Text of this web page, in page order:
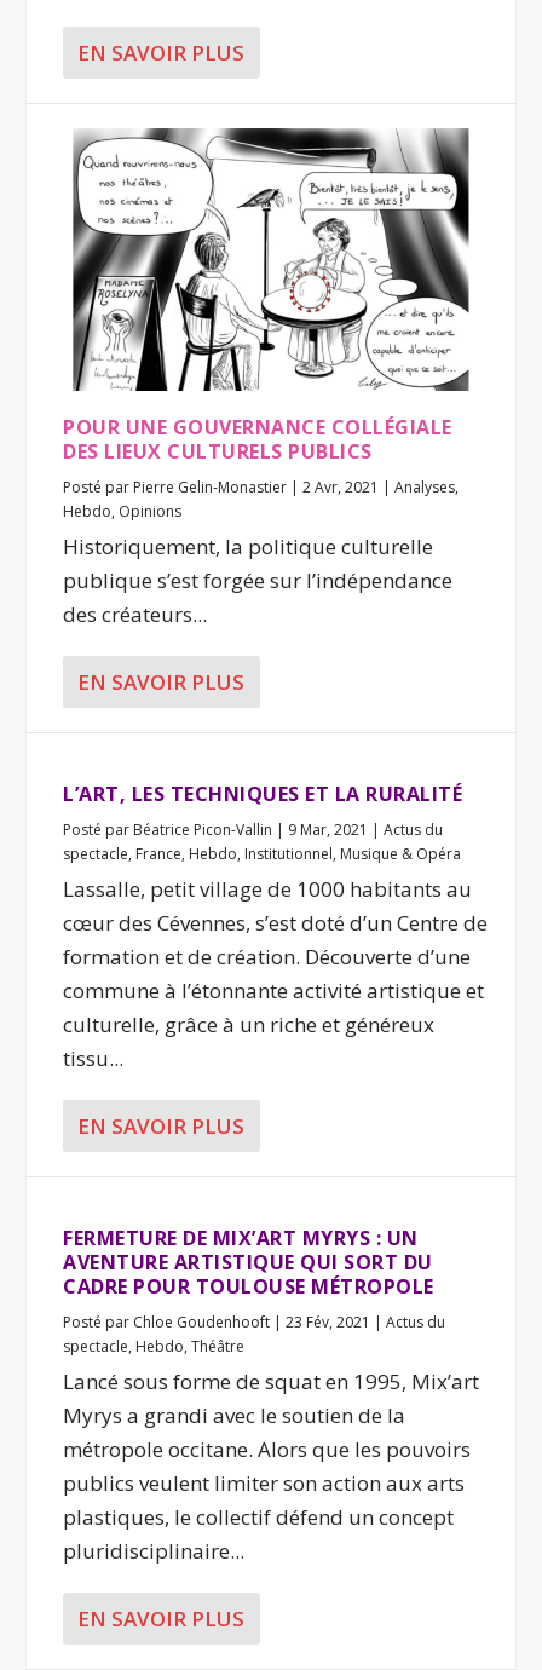
EN SAVOIR PLUS
POUR UNE GOUVERNANCE COLLÉGIALE
DES LIEUX CULTURELS PUBLICS
Posté par Pierre Gelin-Monastier |2 Avr, 2021 |Analyses,
Hebdo, Opinions
Historiquement, la politique culturelle
publique s’est forgée sur l’indépendance
des créateurs...
EN SAVOIR PLUS
L’ART, LES TECHNIQUES ET LA RURALITÉ
Posté par Béatrice Picon-Vallin | 9 Mar, 2021 |Actus du
spectacle, France, Hebdo, Institutionnel, Musique & Opéra
Lassalle, petit village de 1000 habitants au
cœur des Cévennes, s’est doté d’un Centre de
formation et de création. Découverte d’une
commune à l’étonnante activité artistique et
culturelle, grâce à un riche et généreux
tissu...
EN SAVOIR PLUS
FERMETURE DE MIX’ART MYRYS : UN
AVENTURE ARTISTIQUE QUI SORT DU
CADRE POUR TOULOUSE MÉTROPOLE
Posté par Chloe Goudenhooft |23 Fév, 2021 |Actus du
spectacle, Hebdo,Théâtre
Lancé sous forme de squat en 1995, Mix’art
Myrys a grandi avec le soutien de la
métropole occitane. Alors que les pouvoirs
publics veulent limiter son action aux arts
plastiques, le collectif défend un concept
pluridisciplinaire...
EN SAVOIR PLUS